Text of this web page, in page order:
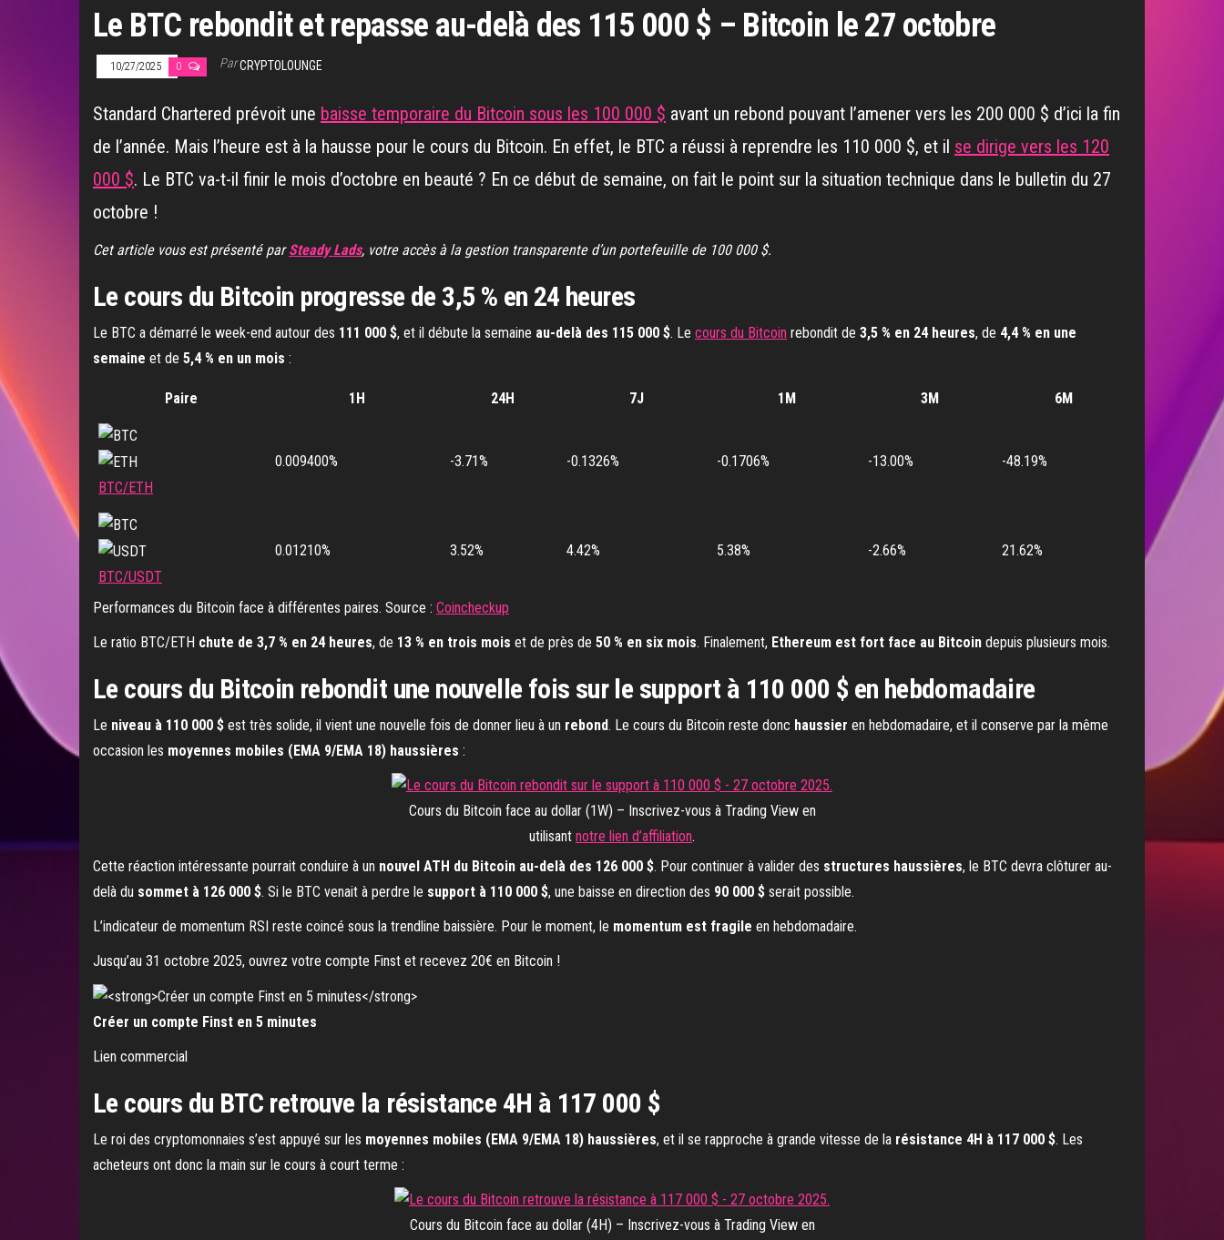
Le BTC rebondit et repasse au-delà des 115 000 $ – Bitcoin le 27 octobre
10/27/2025 0 ParCRYPTOLOUNGE
Standard Chartered prévoit une baisse temporaire du Bitcoin sous les 100 000 $ avant un rebond pouvant l’amener vers les 200 000 $ d’ici la fin
de l’année. Mais l’heure est à la hausse pour le cours du Bitcoin. En effet, le BTC a réussi à reprendre les 110 000 $, et il se dirige vers les 120
000 $. Le BTC va-t-il finir le mois d’octobre en beauté ? En ce début de semaine, on fait le point sur la situation technique dans le bulletin du 27
octobre !
Cet article vous est présenté parSteady Lads, votre accès à la gestion transparente d’un portefeuille de 100 000 $.
Le cours du Bitcoin progresse de 3,5 % en 24 heures
Le BTC a démarré le week-end autour des 111 000 $, et il débute la semaine au-delà des 115 000 $. Le cours du Bitcoin rebondit de 3,5 % en 24 heures, de 4,4 % en une
semaine et de 5,4 % en un mois :
Paire 1H 24H 7J 1M 3M 6M
BTC/ETH
0.009400% -3.71% -0.1326% -0.1706% -13.00% -48.19%
BTC/USDT
0.01210% 3.52% 4.42% 5.38% -2.66% 21.62%
Performances du Bitcoin face à différentes paires. Source : Coincheckup
Le ratio BTC/ETH chute de 3,7 % en 24 heures, de 13 % en trois mois et de près de 50 % en six mois. Finalement, Ethereum est fort face au Bitcoin depuis plusieurs mois.
Le cours du Bitcoin rebondit une nouvelle fois sur le support à 110 000 $ en hebdomadaire
Le niveau à 110 000 $ est très solide, il vient une nouvelle fois de donner lieu à un rebond. Le cours du Bitcoin reste donc haussier en hebdomadaire, et il conserve par la même
occasion les moyennes mobiles (EMA 9/EMA 18) haussières :
Cours du Bitcoin face au dollar (1W) – Inscrivez-vous à Trading View en
utilisant notre lien d’affiliation.
Cette réaction intéressante pourrait conduire à un nouvel ATH du Bitcoin au-delà des 126 000 $. Pour continuer à valider des structures haussières, le BTC devra clôturer au-
delà du sommet à 126 000 $. Si le BTC venait à perdre le support à 110 000 $, une baisse en direction des 90 000 $ serait possible.
L’indicateur de momentum RSI reste coincé sous la trendline baissière. Pour le moment, le momentum est fragile en hebdomadaire.
Jusqu’au 31 octobre 2025, ouvrez votre compte Finst et recevez 20€ en Bitcoin !
Créer un compte Finst en 5 minutes
Lien commercial
Le cours du BTC retrouve la résistance 4H à 117 000 $
Le roi des cryptomonnaies s’est appuyé sur les moyennes mobiles (EMA 9/EMA 18) haussières, et il se rapproche à grande vitesse de la résistance 4H à 117 000 $. Les
acheteurs ont donc la main sur le cours à court terme :
Cours du Bitcoin face au dollar (4H) – Inscrivez-vous à Trading View en